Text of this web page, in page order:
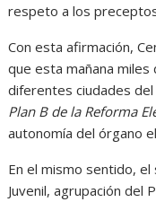
respeto a los
Con esta afirmación,
que esta mañana
diferentes ciudades
Plan B de la Reforma
autonomía del órgano
En el mismo sentido,
Juvenil, agrupación del